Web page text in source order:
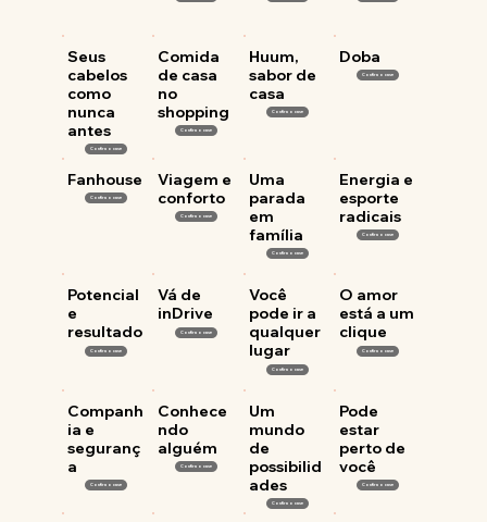
Seus
cabelos
como
nunca
antes
Confira o case
Comida
de casa
no
shopping
Confira o case
Huum,
sabor de
casa
Confira o case
Doba
Confira o case
Fanhouse
Confira o case
Viagem e
conforto
Confira o case
Uma
parada
em
família
Confira o case
Energia e
esporte
radicais
Confira o case
Potencial
e
resultado
Confira o case
Vá de
inDrive
Confira o case
Você
pode ir a
qualquer
lugar
Confira o case
O amor
está a um
clique
Confira o case
Companh
ia e
seguranç
a
Confira o case
Conhece
ndo
alguém
Confira o case
Um
mundo
de
possibilid
ades
Confira o case
Pode
estar
perto de
você
Confira o case